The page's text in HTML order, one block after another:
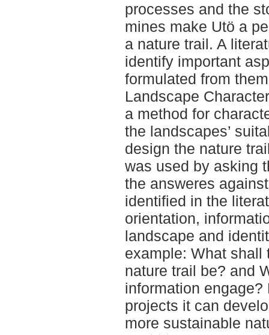
processes and the
mines make Utö a
a nature trail. A
identify important
formulated from
Landscape
a method for
the landscapes’
design the nature
was used by asking
the answeres
identified in the
orientation,
landscape and
example: What shall
nature trail be? and
information
projects it can
more sustainable